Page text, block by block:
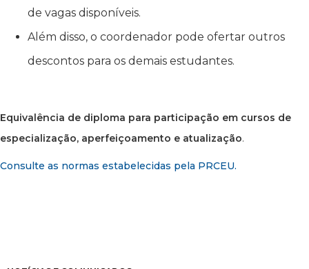
de vagas disponíveis.
Além disso, o coordenador pode ofertar outros
descontos para os demais estudantes.
Equivalência de diploma para participação em cursos de
especialização, aperfeiçoamento e atualização.
Consulte as normas estabelecidas pela PRCEU.